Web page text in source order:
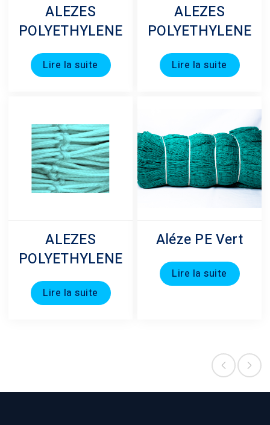
ALEZES
POLYETHYLENE
Lire la suite
ALEZES
POLYETHYLENE
Lire la suite
ALEZES
POLYETHYLENE
Lire la suite
Aléze PE Vert
Lire la suite